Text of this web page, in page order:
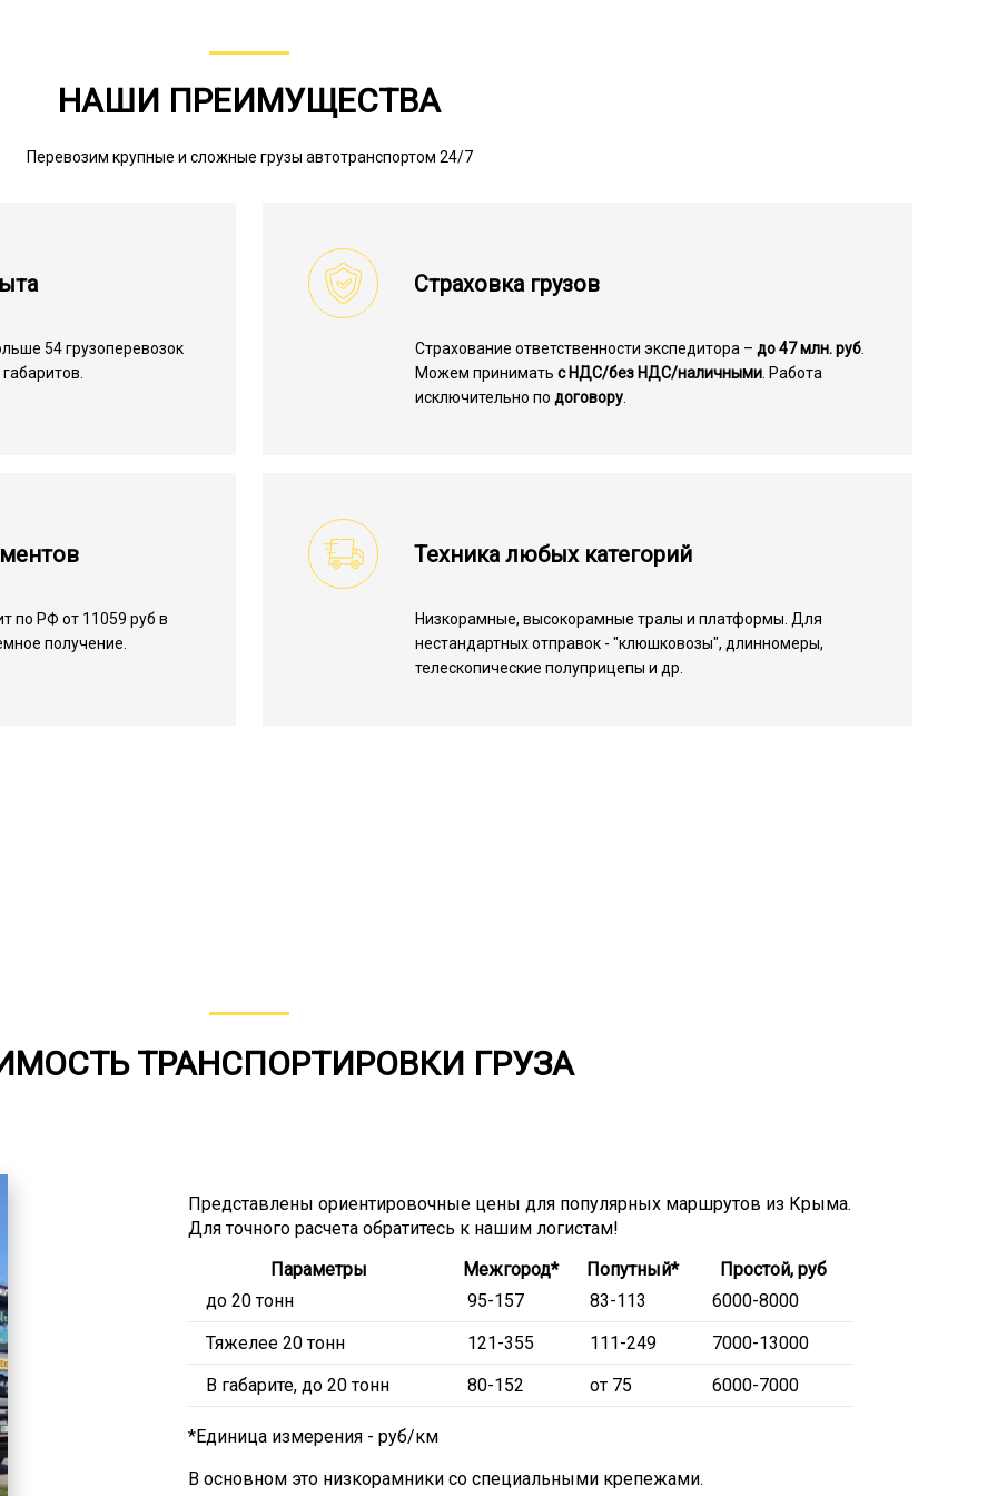
НАШИ ПРЕИМУЩЕСТВА
Перевозим крупные и сложные грузы автотранспортом 24/7
54 грузоперевозок
Страховка грузов
Страхование ответственности экспедитора –до 47 млн. руб
Можем приниматьс НДС/без НДС/наличными . Работа
исключительно подоговору
по РФ от 11059 руб в
получение.
Техника любых категорий
Низкорамные, высокорамные тралы и платформы. Для
нестандартных отправок - "клюшковозы", длинномеры,
телескопические полуприцепы и др.
ТРАНСПОРТИРОВКИ ГРУЗА
Представлены ориентировочные цены для популярных маршрутов из Крыма.
Для точного расчета обратитесь к нашим логистам!
Параметры
Межгород* Попутный*
Простой, руб
до 20 тонн
95-157 83-113
6000-8000
Тяжелее 20 тонн
121-355 111-249
7000-13000
В габарите, до 20 тонн
80-152 от 75 6000-7000
*Единица измерения - руб/км
В основном это низкорамники со специальными крепежами.